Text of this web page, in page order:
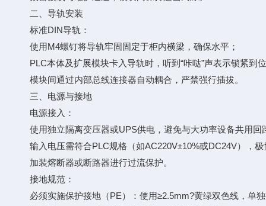
二、导轨安装
标准DIN导轨：
使用M4螺钉将导轨牢固固定于柜内横梁，确保水平；
PLC本体及扩展模块卡入导轨时，听到“咔哒”声表示锁紧到
模块间通过内部总线连接器自动耦合，严禁强行插拔。
三、电源与接地
电源接入：
使用独立隔离变压器或UPS供电，避免与大功率设备共用回
输入电压需符合PLC规格（如AC220V±10%或DC24V），极
加装熔断器或断路器进行过流保护。
接地规范：
必须实施保护接地（PE）：使用≥2.5mm?黄绿双色线，单独